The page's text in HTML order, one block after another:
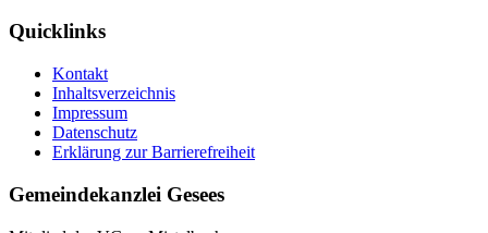
Quicklinks
Kontakt
Inhaltsverzeichnis
Impressum
Datenschutz
Erklärung zur Barrierefreiheit
Gemeindekanzlei Gesees